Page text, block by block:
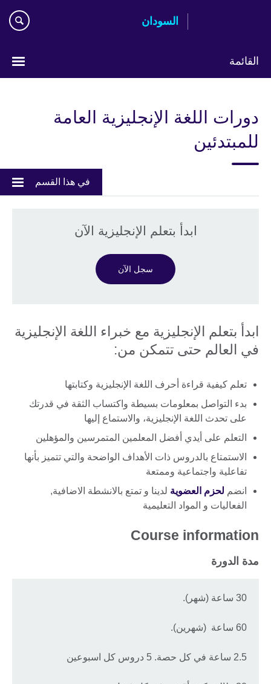
السودان
القائمة
دورات اللغة الإنجليزية العامة
للمبتدئين
في هذا القسم
ابدأ بتعلم الإنجليزية الآن
سجل الآن
ابدأ بتعلم الإنجليزية مع خبراء اللغة الإنجليزية
في العالم حتى تتمكن من:
تعلم كيفية قراءة أحرف اللغة الإنجليزية وكتابتها
بدء التواصل بمعلومات بسيطة واكتساب الثقة في قدرتك
على تحدث اللغة الإنجليزية، والاستماع إليها
التعلم على أيدي أفضل المعلمين المتمرسين والمؤهلين
الاستمتاع بالدروس ذات الأهداف الواضحة والتي تتميز بأنها
تفاعلية واجتماعية وممتعة
انضم لحزم العضوية لدينا و تمتع بالانشطة الاضافية,
الفعاليات و المواد التعليمية
Course information
مدة الدورة
30 ساعة (شهر).
60 ساعة (شهرين).
2.5 ساعة في كل حصة. 5 دروس كل اسبوعين